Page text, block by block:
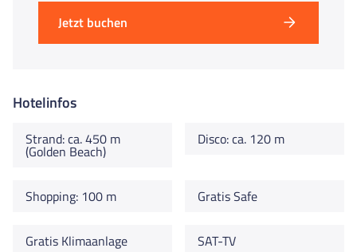
Jetzt buchen
Hotelinfos
Strand: ca. 450 m
(Golden Beach)
Disco: ca. 120 m
Shopping: 100 m Gratis Safe
Gratis Klimaanlage SAT-TV